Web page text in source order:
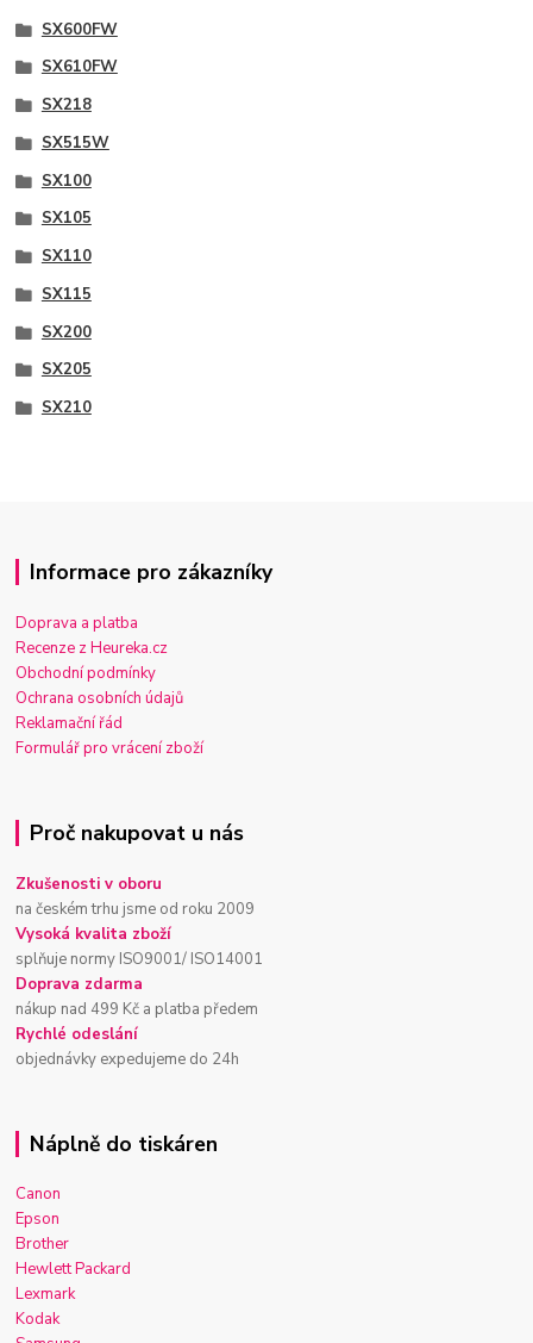
SX600FW
SX610FW
SX218
SX515W
SX100
SX105
SX110
SX115
SX200
SX205
SX210
Informace pro zákazníky
Doprava a platba
Recenze z Heureka.cz
Obchodní podmínky
Ochrana osobních údajů
Reklamační řád
Formulář pro vrácení zboží
Proč nakupovat u nás
Zkušenosti v oboru
na českém trhu jsme od roku 2009
Vysoká kvalita zboží
splňuje normy ISO9001/ ISO14001
Doprava zdarma
nákup nad 499 Kč a platba předem
Rychlé odeslání
objednávky expedujeme do 24h
Náplně do tiskáren
Canon
Epson
Brother
Hewlett Packard
Lexmark
Kodak